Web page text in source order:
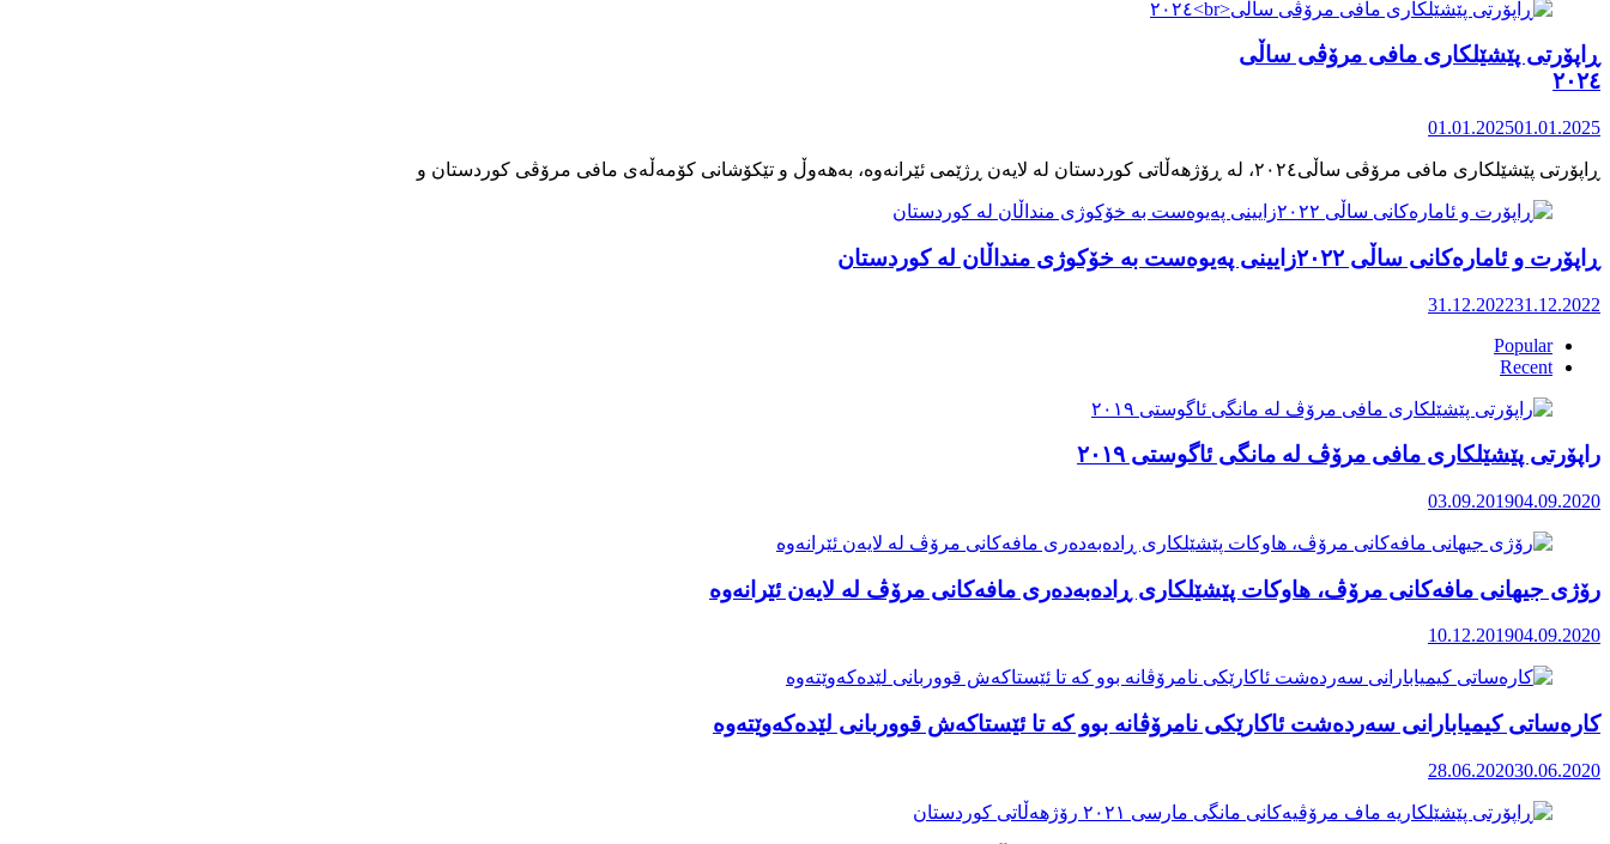
ڕاپۆرتی پێشێلکاری مافی مرۆڤی ساڵی
٢٠٢٤
01.01.202501.01.2025
ڕاپۆرت و ئامارەکانی ساڵی ٢٠٢٢زایینی پەیوەست بە خۆکوژی منداڵان لە کوردستان
31.12.202231.12.2022
Popular
Recent
راپۆرتی پێشێلكاری مافی مرۆڤ له‌ مانگی ئاگوستی ٢٠١٩
03.09.201904.09.2020
رۆژی جیهانی مافەکانی مرۆڤ، هاوکات پێشێلکاری ڕادەبەدەری مافەکانی مرۆڤ لە لایەن ئێرانەوە
10.12.201904.09.2020
کارەساتی کیمیابارانی سەردەشت ئاکارێکی نامرۆڤانە بوو کە تا ئێستاکەش قووربانی لێدەکەوێتەوە
28.06.202030.06.2020